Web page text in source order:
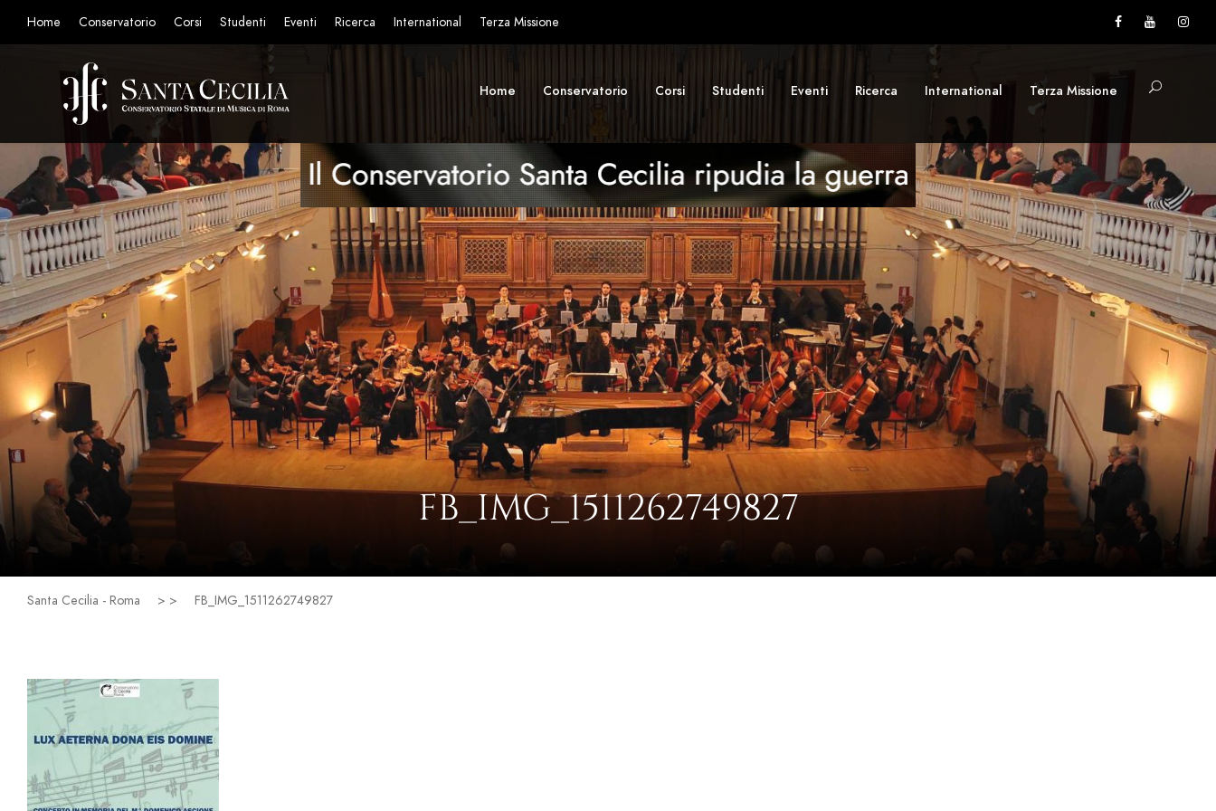
Home Conservatorio Corsi Studenti Eventi Ricerca International Terza Missione
Home Conservatorio Corsi Studenti Eventi Ricerca International Terza Missione
FB_IMG_1511262749827
Santa Cecilia - Roma > > FB_IMG_1511262749827